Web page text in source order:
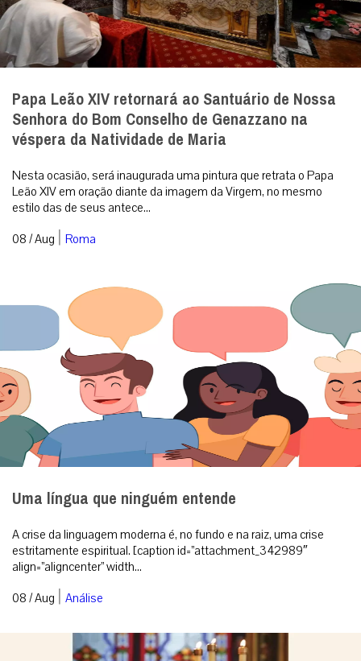
Papa Leão XIV retornará ao Santuário de Nossa
Senhora do Bom Conselho de Genazzano na
véspera da Natividade de Maria
Nesta ocasião, será inaugurada uma pintura que retrata o Papa
Leão XIV em oração diante da imagem da Virgem, no mesmo
estilo das de seus antece...
08 / Aug | Roma
Uma língua que ninguém entende
A crise da linguagem moderna é, no fundo e na raiz, uma crise
estritamente espiritual. [caption id=”attachment_342989″
align=”aligncenter” width...
08 / Aug | Análise